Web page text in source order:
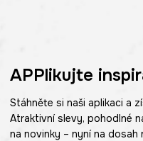
APPlikujte
Stáhněte si naši aplikaci a
Atraktivní slevy, pohodlné
na novinky – nyní na dosah